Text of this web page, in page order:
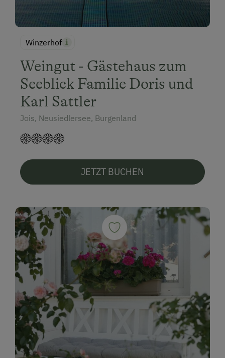
Winzerhof
Weingut - Gästehaus zum
Seeblick Familie Doris und
Karl Sattler
Jois, Neusiedlersee, Burgenland
JETZT BUCHEN